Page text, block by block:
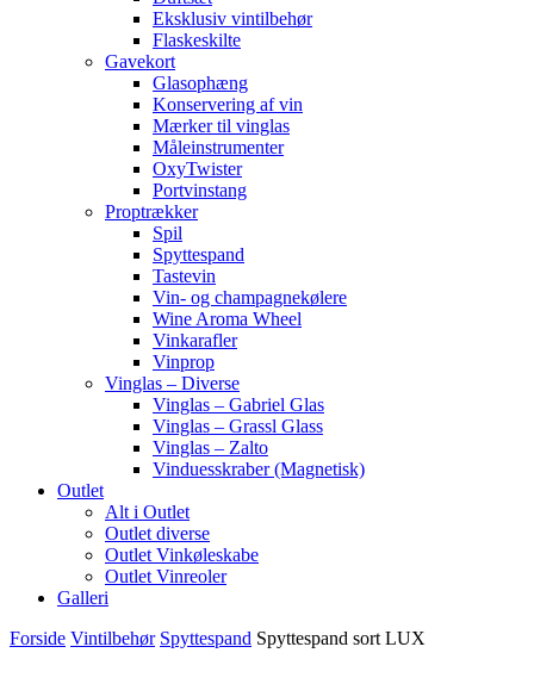
Eksklusiv vintilbehør
Flaskeskilte
Gavekort
Glasophæng
Konservering af vin
Mærker til vinglas
Måleinstrumenter
OxyTwister
Portvinstang
Proptrækker
Spil
Spyttespand
Tastevin
Vin- og champagnekølere
Wine Aroma Wheel
Vinkarafler
Vinprop
Vinglas – Diverse
Vinglas – Gabriel Glas
Vinglas – Grassl Glass
Vinglas – Zalto
Vinduesskraber (Magnetisk)
Outlet
Alt i Outlet
Outlet diverse
Outlet Vinkøleskabe
Outlet Vinreoler
Galleri
Forside Vintilbehør Spyttespand Spyttespand sort LUX